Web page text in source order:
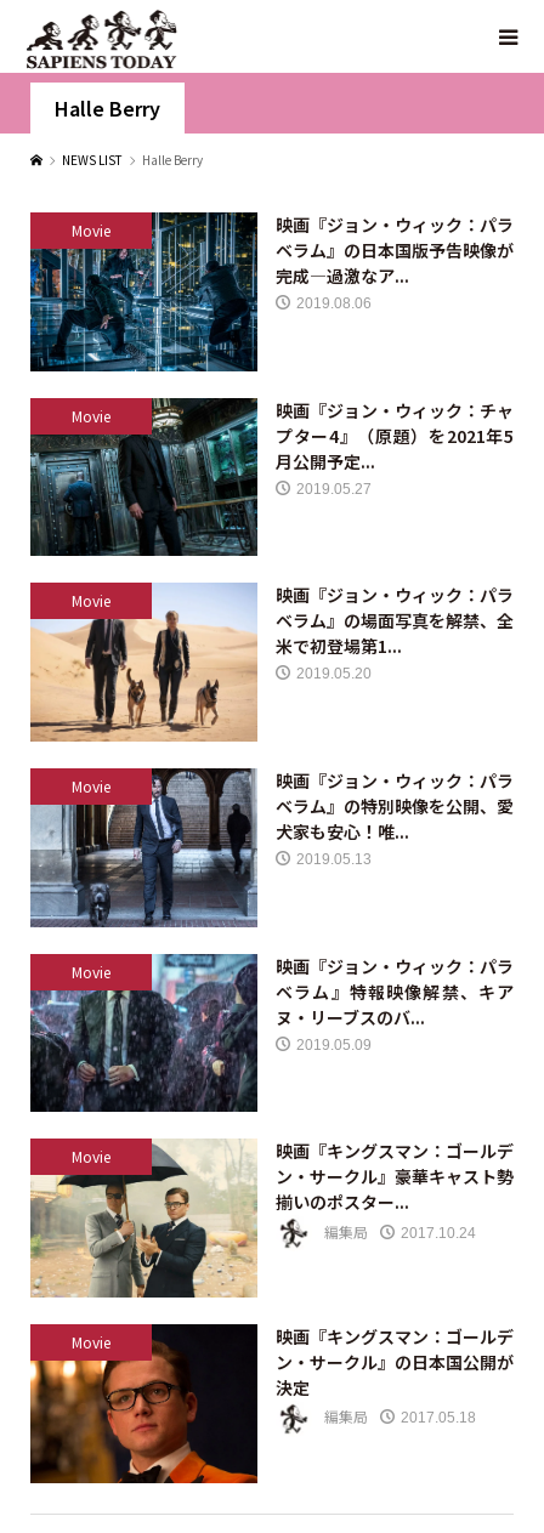
Halle Berry
NEWS LIST Halle Berry
Movie
映画『ジョン・ウィック：パラ
ベラム』の日本国版予告映像が
完成—過激なア...
2019.08.06
Movie
映画『ジョン・ウィック：チャ
プター4』（原題）を2021年5
月公開予定...
2019.05.27
Movie
映画『ジョン・ウィック：パラ
ベラム』の場面写真を解禁、全
米で初登場第1...
2019.05.20
Movie
映画『ジョン・ウィック：パラ
ベラム』の特別映像を公開、愛
犬家も安心！唯...
2019.05.13
Movie
映画『ジョン・ウィック：パラ
ベラム』特報映像解禁、キア
ヌ・リーブスのバ...
2019.05.09
Movie
映画『キングスマン：ゴールデ
ン・サークル』豪華キャスト勢
揃いのポスター...
編集局 2017.10.24
Movie
映画『キングスマン：ゴールデ
ン・サークル』の日本国公開が
決定
編集局 2017.05.18